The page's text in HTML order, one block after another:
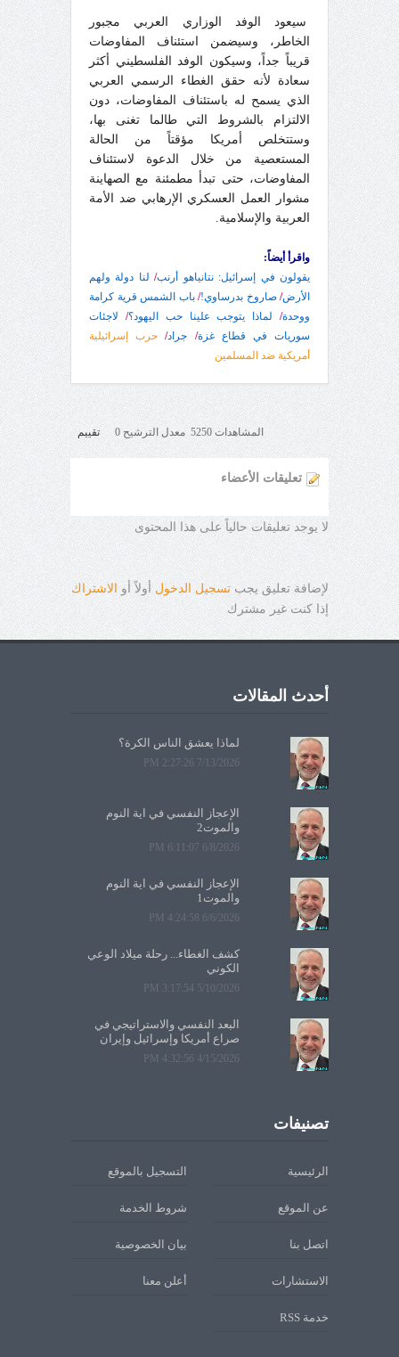
سيعود الوفد الوزاري العربي مجبور
الخاطر، وسيضمن استئناف المفاوضات
قريباً جداً، وسيكون الوفد الفلسطيني أكثر
سعادة لأنه حقق الغطاء الرسمي العربي
الذي يسمح له باستئناف المفاوضات، دون
الالتزام بالشروط التي طالما تغنى بها،
وستتخلص أمريكا مؤقتاً من الحالة
المستعصية من خلال الدعوة لاستئناف
المفاوضات، حتى تبدأ مطمئنة مع الصهاينة
مشوار العمل العسكري الإرهابي ضد الأمة
العربية والإسلامية.
واقرأ أيضاً:
يقولون في إسرائيل: نتانياهو أرنب/ لنا دولة ولهم
الأرض/ صاروخ بدرساوي!/ باب الشمس قرية كرامة
ووحدة/ لماذا يتوجب علينا حب اليهود؟/
لاجئات
سوريات في قطاع غزة/ جراد/ حرب إسرائيلية
أمريكية ضد المسلمين
المشاهدات 5250 معدل الترشيح 0 تقييم
تعليقات الأعضاء
لا يوجد تعليقات حالياً على هذا المحتوى
لإضافة تعليق يجب تسجيل الدخول أولاً أو
الاشتراك
إذا كنت غير مشترك
أحدث المقالات
لماذا يعشق الناس الكرة؟
7/13/2026 2:27:26 PM
الإعجاز النفسي في آية النوم
والموت2
6/8/2026 6:11:07 PM
الإعجاز النفسي في آية النوم
والموت1
6/6/2026 4:24:58 PM
كشف الغطاء... رحلة ميلاد الوعي
الكوني
5/10/2026 3:17:54 PM
البعد النفسي والاستراتيجي في
صراع أمريكا وإسرائيل وإيران
4/15/2026 4:32:56 PM
تصنيفات
الرئيسية التسجيل بالموقع
عن الموقع شروط الخدمة
اتصل بنا بيان الخصوصية
الاستشارات أعلن معنا
خدمة RSS